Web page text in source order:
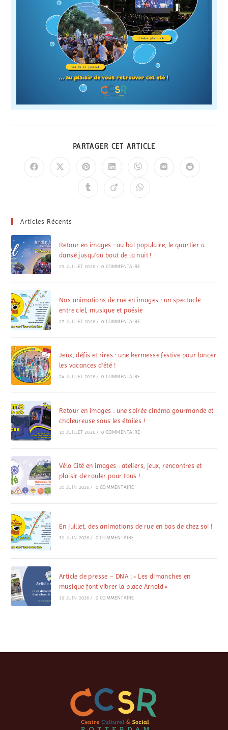
PARTAGER CET ARTICLE
Articles Récents
Retour en images : au bal populaire, le quartier a
dansé jusqu’au bout de la nuit !
29 JUILLET 2026 / 0 COMMENTAIRE
Nos animations de rue en images : un spectacle
entre ciel, musique et poésie
27 JUILLET 2026 / 0 COMMENTAIRE
Jeux, défis et rires : une kermesse festive pour lancer
les vacances d’été !
24 JUILLET 2026 / 0 COMMENTAIRE
Retour en images : une soirée cinéma gourmande et
chaleureuse sous les étoiles !
10 JUILLET 2026 / 0 COMMENTAIRE
Vélo Cité en images : ateliers, jeux, rencontres et
plaisir de rouler pour tous !
30 JUIN 2026 / 0 COMMENTAIRE
En juillet, des animations de rue en bas de chez soi !
30 JUIN 2026 / 0 COMMENTAIRE
Article de presse – DNA : « Les dimanches en
musique font vibrer la place Arnold »
19 JUIN 2026 / 0 COMMENTAIRE